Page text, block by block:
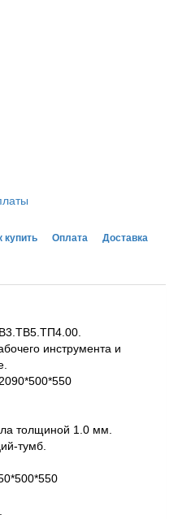
купить Оплата Доставка
инструмента и
толщиной 1.0 мм.
тумб.